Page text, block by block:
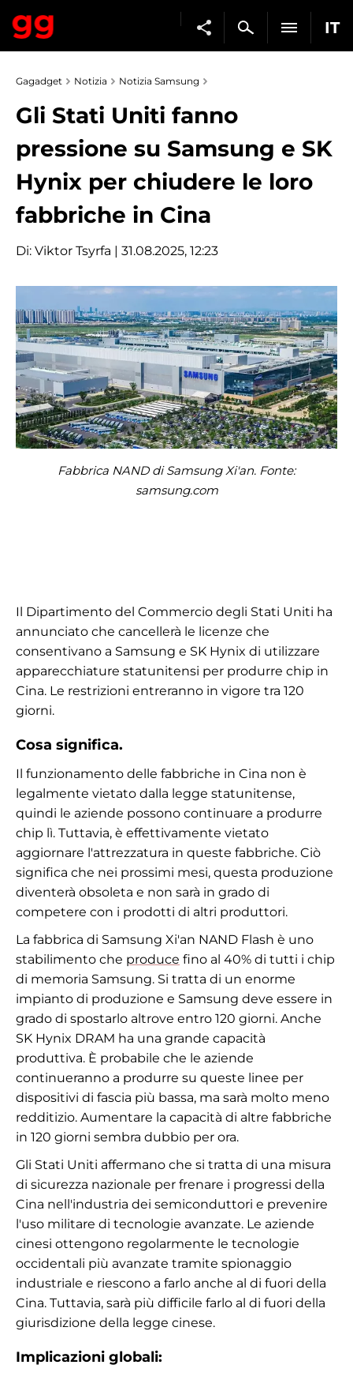
IT
Gagadget Notizia Notizia Samsung
Gli Stati Uniti fanno
pressione su Samsung e SK
Hynix per chiudere le loro
fabbriche in Cina
Di: Viktor Tsyrfa | 31.08.2025, 12:23
Fabbrica NAND di Samsung Xi'an. Fonte:
samsung.com
Il Dipartimento del Commercio degli Stati Uniti ha
annunciato che cancellerà le licenze che
consentivano a Samsung e SK Hynix di utilizzare
apparecchiature statunitensi per produrre chip in
Cina. Le restrizioni entreranno in vigore tra 120
giorni.
Cosa significa.
Il funzionamento delle fabbriche in Cina non è
legalmente vietato dalla legge statunitense,
quindi le aziende possono continuare a produrre
chip lì. Tuttavia, è effettivamente vietato
aggiornare l'attrezzatura in queste fabbriche. Ciò
significa che nei prossimi mesi, questa produzione
diventerà obsoleta e non sarà in grado di
competere con i prodotti di altri produttori.
La fabbrica di Samsung Xi'an NAND Flash è uno
stabilimento che produce fino al 40% di tutti i chip
di memoria Samsung. Si tratta di un enorme
impianto di produzione e Samsung deve essere in
grado di spostarlo altrove entro 120 giorni. Anche
SK Hynix DRAM ha una grande capacità
produttiva. È probabile che le aziende
continueranno a produrre su queste linee per
dispositivi di fascia più bassa, ma sarà molto meno
redditizio. Aumentare la capacità di altre fabbriche
in 120 giorni sembra dubbio per ora.
Gli Stati Uniti affermano che si tratta di una misura
di sicurezza nazionale per frenare i progressi della
Cina nell'industria dei semiconduttori e prevenire
l'uso militare di tecnologie avanzate. Le aziende
cinesi ottengono regolarmente le tecnologie
occidentali più avanzate tramite spionaggio
industriale e riescono a farlo anche al di fuori della
Cina. Tuttavia, sarà più difficile farlo al di fuori della
giurisdizione della legge cinese.
Implicazioni globali: